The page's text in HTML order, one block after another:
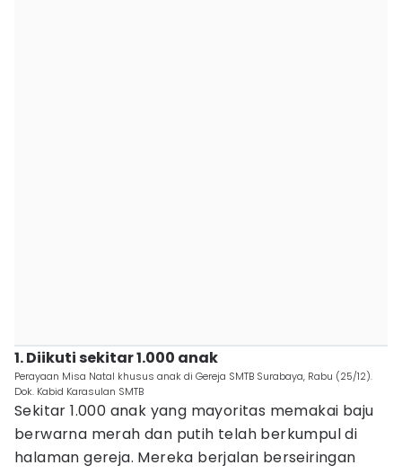
1. Diikuti sekitar 1.000 anak
Perayaan Misa Natal khusus anak di Gereja SMTB Surabaya, Rabu (25/12).
Dok. Kabid Karasulan SMTB
Sekitar 1.000 anak yang mayoritas memakai baju
berwarna merah dan putih telah berkumpul di
halaman gereja. Mereka berjalan berseiringan